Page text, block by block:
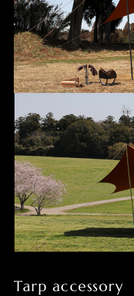
Tarp accessory